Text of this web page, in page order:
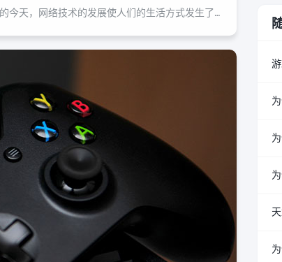
为何单身玩家奇迹sf更胜一筹？在全球化的今天，网络技术的发展使人们的生活方式发生了翻天覆地的变化，一款名叫《英雄联盟》的游戏，在全球范围内受到了广大玩家的喜爱和追捧，许多单身人士都开始加入这个群体，他们通过奇迹sf来寻找志同...